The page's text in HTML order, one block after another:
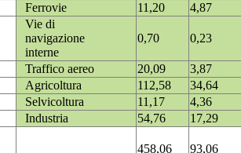
Ferrovie
11,20
4,87
Vie di
navigazione
interne
0,70 0,23
Traffico aereo 20,09
3,87
Agricoltura
112,58
34,64
Selvicoltura
11,17
4,36
Industria
54,76
17,29
458,06 93,06